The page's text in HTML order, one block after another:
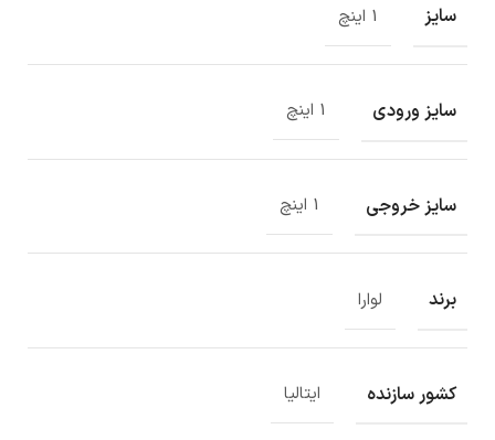
سایز 1 اینچ
سایز ورودی 1 اینچ
سایز خروجی 1 اینچ
برند لوارا
کشور سازنده ایتالیا